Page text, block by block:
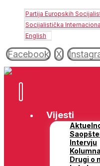
Partija Europskih
Socijalistička
English
Facebook X
Vijesti
Intervju
Drugi o